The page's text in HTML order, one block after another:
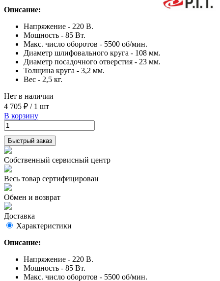
Описание:
Напряжение - 220 В.
Мощность - 85 Вт.
Макс. число оборотов - 5500 об/мин.
Диаметр шлифовального круга - 108 мм.
Диаметр посадочного отверстия - 23 мм.
Толщина круга - 3,2 мм.
Вес - 2,5 кг.
Нет в наличии
4 705 ₽ / 1 шт
В корзину
Быстрый заказ
Собственный сервисный центр
Весь товар сертифицирован
Обмен и возврат
Доставка
Характеристики
Описание:
Напряжение - 220 В.
Мощность - 85 Вт.
Макс. число оборотов - 5500 об/мин.